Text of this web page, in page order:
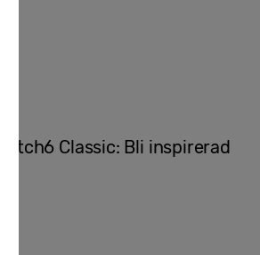
Classic: Bli inspirerad